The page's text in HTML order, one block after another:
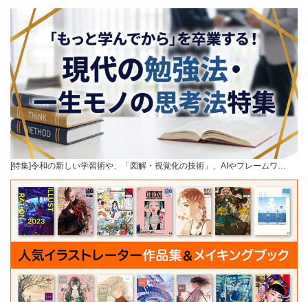
[特集]令和の新しい学習術や、「図解・視覚化の技術」、AIやフレームワ…